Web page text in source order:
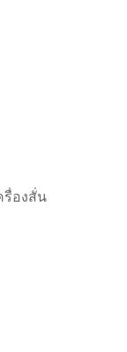
รื่องสั่น